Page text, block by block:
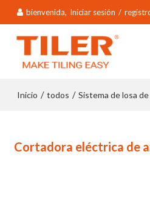
bienvenida, Iniciar sesión /
Inicio / todos / Sistema de losa
Cortadora eléctrica de